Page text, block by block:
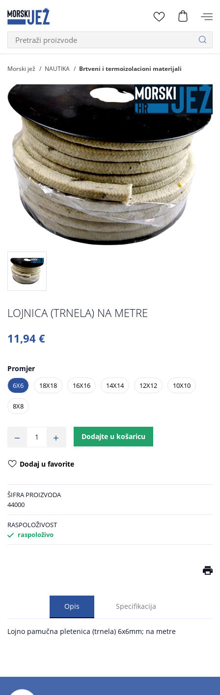
Morski jež NAUTIKA Brtveni i termoizolacioni materijali
LOJNICA (TRNELA) NA METRE
11,94 €
Promjer
6X6 18X18 16X16 14X14 12X12 10X10
8X8
Dodajte u košaricu
Dodaj u favorite
ŠIFRA PROIZVODA
44000
RASPOLOŽIVOST
raspoloživo
Opis Specifikacija
Lojno pamučna pletenica (trnela) 6x6mm; na metre